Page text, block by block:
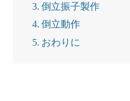
倒立振子製作
倒立動作
おわりに